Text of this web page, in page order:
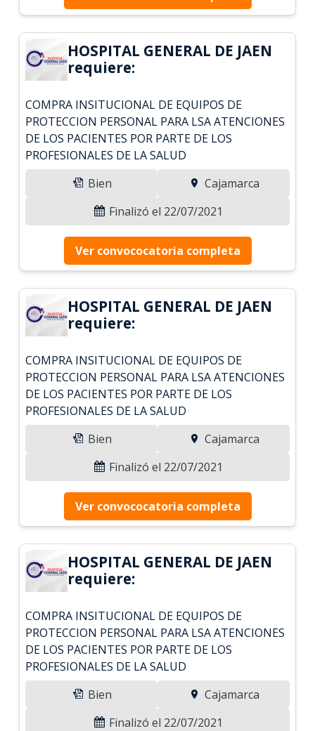
HOSPITAL GENERAL DE JAEN
requiere:
COMPRA INSITUCIONAL DE EQUIPOS DE
PROTECCION PERSONAL PARA LSA ATENCIONES
DE LOS PACIENTES POR PARTE DE LOS
PROFESIONALES DE LA SALUD
Bien
Cajamarca
Finalizó el 22/07/2021
Ver convococatoria completa
HOSPITAL GENERAL DE JAEN
requiere:
COMPRA INSITUCIONAL DE EQUIPOS DE
PROTECCION PERSONAL PARA LSA ATENCIONES
DE LOS PACIENTES POR PARTE DE LOS
PROFESIONALES DE LA SALUD
Bien
Cajamarca
Finalizó el 22/07/2021
Ver convococatoria completa
HOSPITAL GENERAL DE JAEN
requiere:
COMPRA INSITUCIONAL DE EQUIPOS DE
PROTECCION PERSONAL PARA LSA ATENCIONES
DE LOS PACIENTES POR PARTE DE LOS
PROFESIONALES DE LA SALUD
Bien
Cajamarca
Finalizó el 22/07/2021